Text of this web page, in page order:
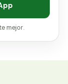
mejor.